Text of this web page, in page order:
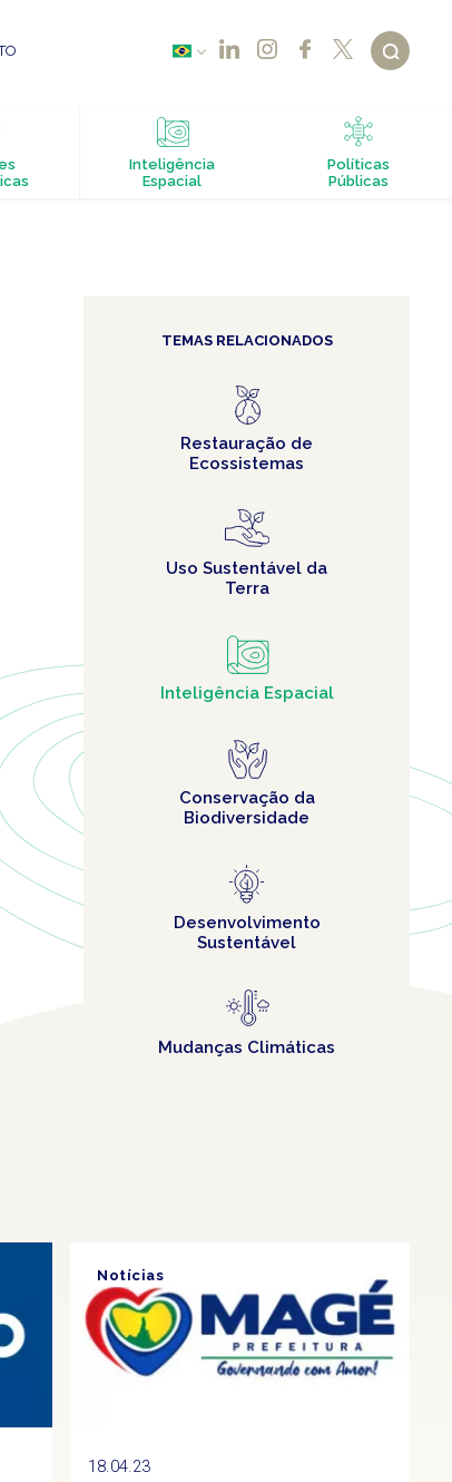
Inteligência
Espacial
Políticas
Públicas
TEMAS RELACIONADOS
Restauração de
Ecossistemas
Uso Sustentável da
Terra
Inteligência Espacial
Conservação da
Biodiversidade
Desenvolvimento
Sustentável
Mudanças Climáticas
18.04.23
Notícias